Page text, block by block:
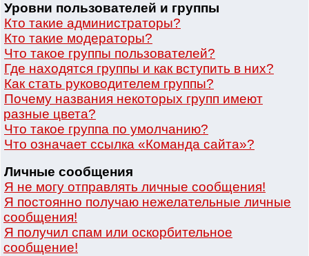
Уровни пользователей и группы
Кто такие администраторы?
Кто такие модераторы?
Что такое группы пользователей?
Где находятся группы и как вступить в них?
Как стать руководителем группы?
Почему названия некоторых групп имеют
разные цвета?
Что такое группа по умолчанию?
Что означает ссылка «Команда сайта»?
Личные сообщения
Я не могу отправлять личные сообщения!
Я постоянно получаю нежелательные личные
сообщения!
Я получил спам или оскорбительное
сообщение!